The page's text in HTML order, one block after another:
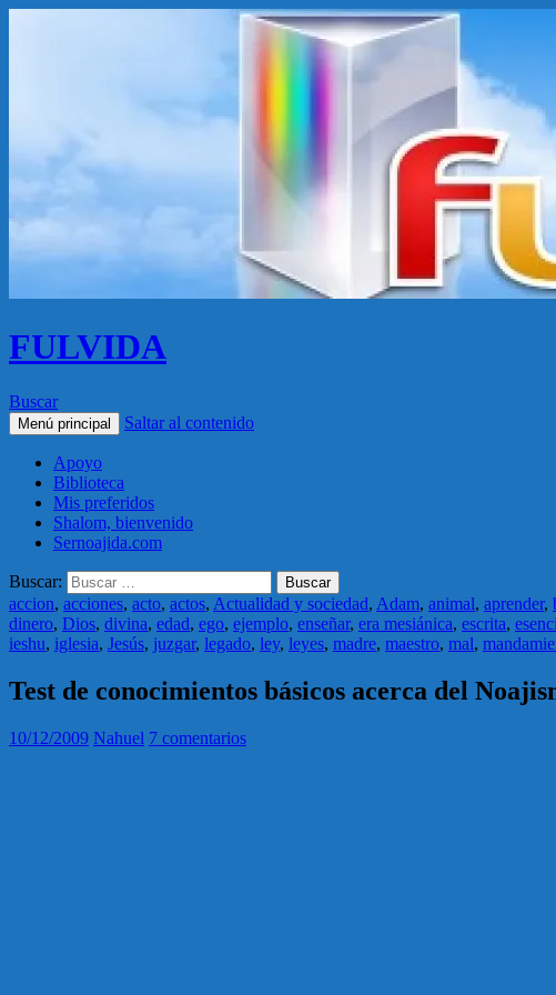
FULVIDA
Buscar
Menú principal Saltar al contenido
Apoyo
Biblioteca
Mis preferidos
Shalom, bienvenido
Sernoajida.com
Buscar:
accion, acciones, acto, actos, Actualidad y sociedad, Adam, animal, aprender,
dinero, Dios, divina, edad, ego, ejemplo, enseñar, era mesiánica, escrita,
ieshu, iglesia, Jesús, juzgar, legado, ley, leyes, madre, maestro, mal,
Test de conocimientos básicos acerca del
10/12/2009 Nahuel 7 comentarios